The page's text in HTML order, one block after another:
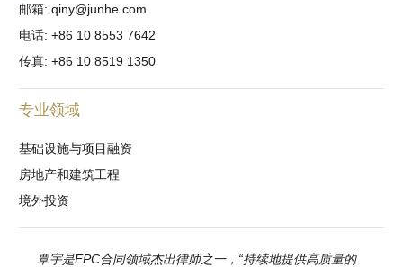
邮箱: qiny@junhe.com
电话: +86 10 8553 7642
传真: +86 10 8519 1350
专业领域
基础设施与项目融资
房地产和建筑工程
境外投资
覃宇是EPC合同领域杰出律师之一，“持续地提供高质量的